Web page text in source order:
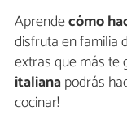
Aprendecómo
disfruta en familia
extras que más te
italianapodrás
cocinar!